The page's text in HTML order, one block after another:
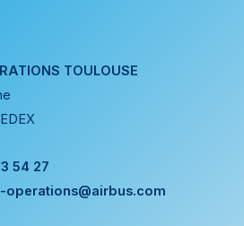
TOULOUSE
54 27
operations@airbus.com